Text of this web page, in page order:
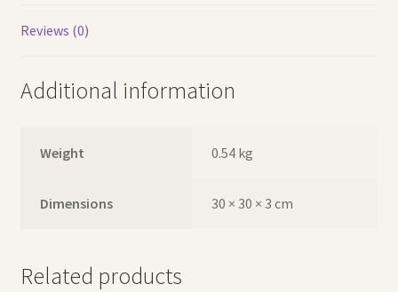
Reviews (0)
Additional information
Weight 0.54 kg
Dimensions 30 × 30 × 3 cm
Related products